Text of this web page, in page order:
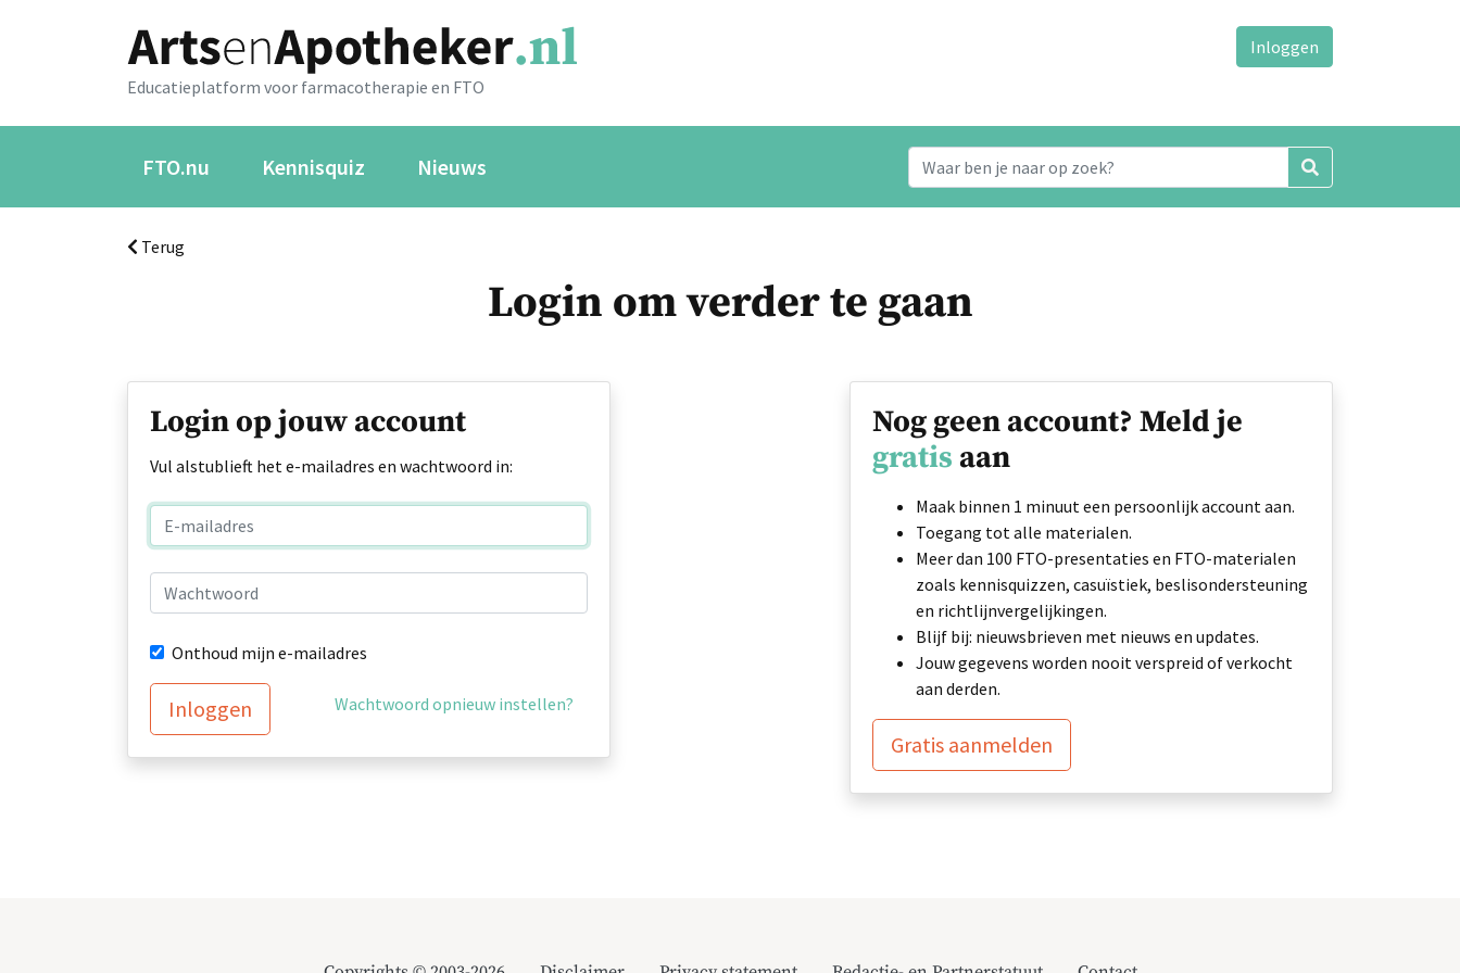
Educatieplatform voor farmacotherapie en FTO
Inloggen
FTO.nu Kennisquiz Nieuws
Terug
Login om verder te gaan
Login op jouw account
Vul alstublieft het e-mailadres en wachtwoord in:
Onthoud mijn e-mailadres
Inloggen Wachtwoord opnieuw instellen?
Nog geen account? Meld je
gratis aan
Maak binnen 1 minuut een persoonlijk account aan.
Toegang tot alle materialen.
Meer dan 100 FTO-presentaties en FTO-materialen
zoals kennisquizzen, casuïstiek, beslisondersteuning
en richtlijnvergelijkingen.
Blijf bij: nieuwsbrieven met nieuws en updates.
Jouw gegevens worden nooit verspreid of verkocht
aan derden.
Gratis aanmelden